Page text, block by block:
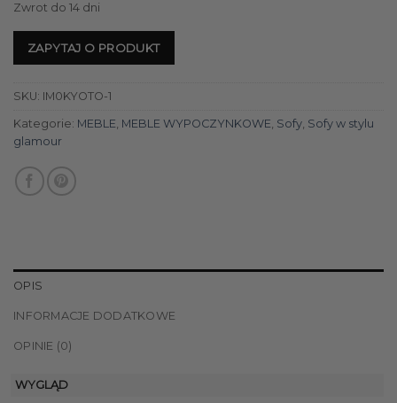
Zwrot do 14 dni
ZAPYTAJ O PRODUKT
SKU: IM0KYOTO-1
Kategorie: MEBLE, MEBLE WYPOCZYNKOWE, Sofy, Sofy w stylu
glamour
OPIS
INFORMACJE DODATKOWE
OPINIE (0)
WYGLĄD